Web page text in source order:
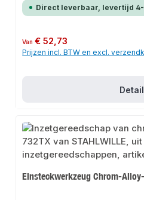
Direct leverbaar, levertijd
Normale prijs:
Van€ 52,73
Prijzen incl. BTW en excl.
Einsteckwerkzeug Chrom-